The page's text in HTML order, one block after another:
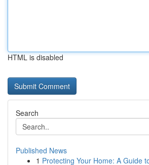
HTML is disabled
Search
Published News
1 Protecting Your Home: A Guide